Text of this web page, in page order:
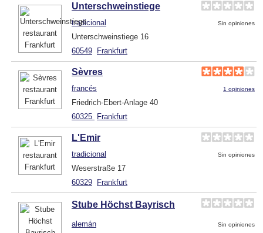
Unterschweinstiege
tradicional Sin opiniones
Unterschweinstiege 16
60549 Frankfurt
Sèvres
francés 1 opiniones
Friedrich-Ebert-Anlage 40
60325 Frankfurt
L'Emir
tradicional Sin opiniones
Weserstraße 17
60329 Frankfurt
Stube Höchst Bayrisch
alemán Sin opiniones